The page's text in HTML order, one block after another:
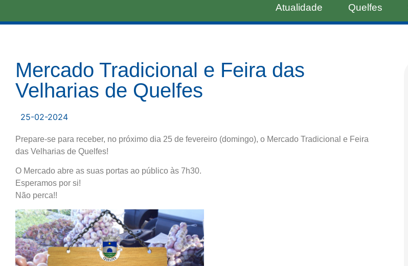
Atualidade Quelfes
Mercado Tradicional e Feira das
Velharias de Quelfes
25-02-2024
Prepare-se para receber, no próximo dia 25 de fevereiro (domingo), o Mercado Tradicional e Feira
das Velharias de Quelfes!
O Mercado abre as suas portas ao público às 7h30.
Esperamos por si!
Não perca!!